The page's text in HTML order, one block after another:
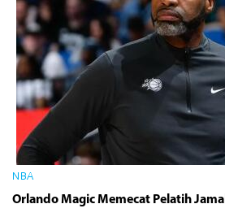
NBA
Orlando Magic Memecat Pelatih